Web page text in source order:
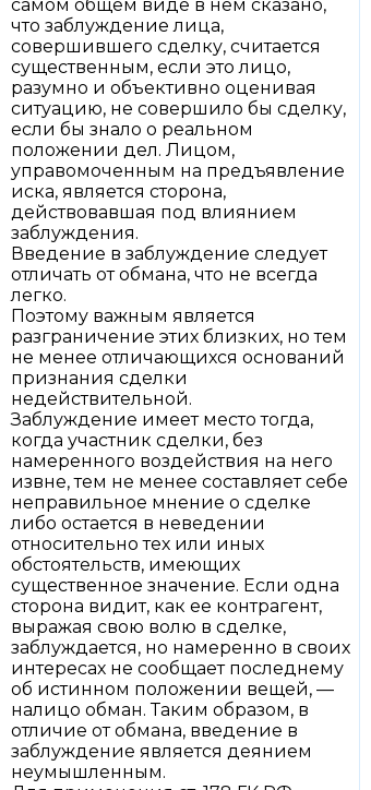
самом общем виде в нем сказано,
что заблуждение лица,
совершившего сделку, считается
существенным, если это лицо,
разумно и объективно оценивая
ситуацию, не совершило бы сделку,
если бы знало о реальном
положении дел. Лицом,
управомоченным на предъявление
иска, является сторона,
действовавшая под влиянием
заблуждения.
Введение в заблуждение следует
отличать от обмана, что не всегда
легко.
Поэтому важным является
разграничение этих близких, но тем
не менее отличающихся оснований
признания сделки
недействительной.
Заблуждение имеет место тогда,
когда участник сделки, без
намеренного воздействия на него
извне, тем не менее составляет себе
неправильное мнение о сделке
либо остается в неведении
относительно тех или иных
обстоятельств, имеющих
существенное значение. Если одна
сторона видит, как ее контрагент,
выражая свою волю в сделке,
заблуждается, но намеренно в своих
интересах не сообщает последнему
об истинном положении вещей, —
налицо обман. Таким образом, в
отличие от обмана, введение в
заблуждение является деянием
неумышленным.